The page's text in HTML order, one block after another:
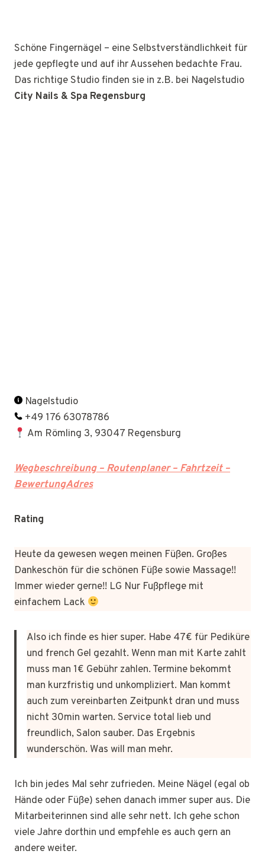
Schöne Fingernägel – eine Selbstverständlichkeit für
jede gepflegte und auf ihr Aussehen bedachte Frau.
Das richtige Studio finden sie in z.B. bei Nagelstudio
City Nails & Spa Regensburg
Nagelstudio
+49 176 63078786
Am Römling 3, 93047 Regensburg
Wegbeschreibung – Routenplaner – Fahrtzeit –
BewertungAdres
Rating
Heute da gewesen wegen meinen Füßen. Großes
Dankeschön für die schönen Füße sowie Massage!!
Immer wieder gerne!! LG Nur Fußpflege mit
einfachem Lack
Also ich finde es hier super. Habe 47€ für Pediküre
und french Gel gezahlt. Wenn man mit Karte zahlt
muss man 1€ Gebühr zahlen. Termine bekommt
man kurzfristig und unkompliziert. Man kommt
auch zum vereinbarten Zeitpunkt dran und muss
nicht 30min warten. Service total lieb und
freundlich, Salon sauber. Das Ergebnis
wunderschön. Was will man mehr.
Ich bin jedes Mal sehr zufrieden. Meine Nägel (egal ob
Hände oder Füße) sehen danach immer super aus. Die
Mitarbeiterinnen sind alle sehr nett. Ich gehe schon
viele Jahre dorthin und empfehle es auch gern an
andere weiter.